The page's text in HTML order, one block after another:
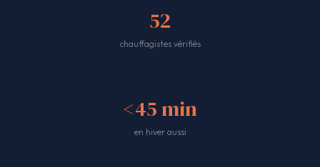
52
chauffagistes vérifiés
<45 min
en hiver aussi